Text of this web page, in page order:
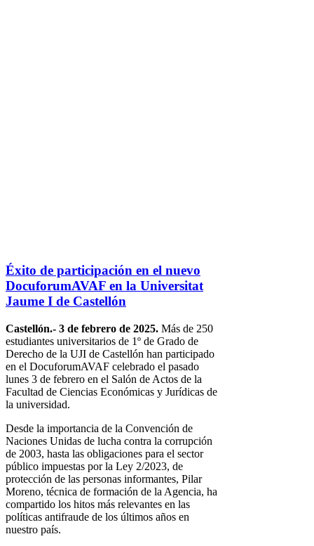
Éxito de participación en el nuevo
DocuforumAVAF en la Universitat
Jaume I de Castellón
Castellón.- 3 de febrero de 2025. Más de 250
estudiantes universitarios de 1º de Grado de
Derecho de la UJI de Castellón han participado
en el DocuforumAVAF celebrado el pasado
lunes 3 de febrero en el Salón de Actos de la
Facultad de Ciencias Económicas y Jurídicas de
la universidad.
Desde la importancia de la Convención de
Naciones Unidas de lucha contra la corrupción
de 2003, hasta las obligaciones para el sector
público impuestas por la Ley 2/2023, de
protección de las personas informantes, Pilar
Moreno, técnica de formación de la Agencia, ha
compartido los hitos más relevantes en las
políticas antifraude de los últimos años en
nuestro país.